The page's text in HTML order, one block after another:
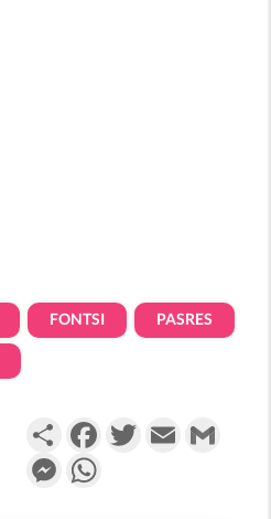
FONTSI PASRES
PartagerFacebookTwitterEmail
Messenger